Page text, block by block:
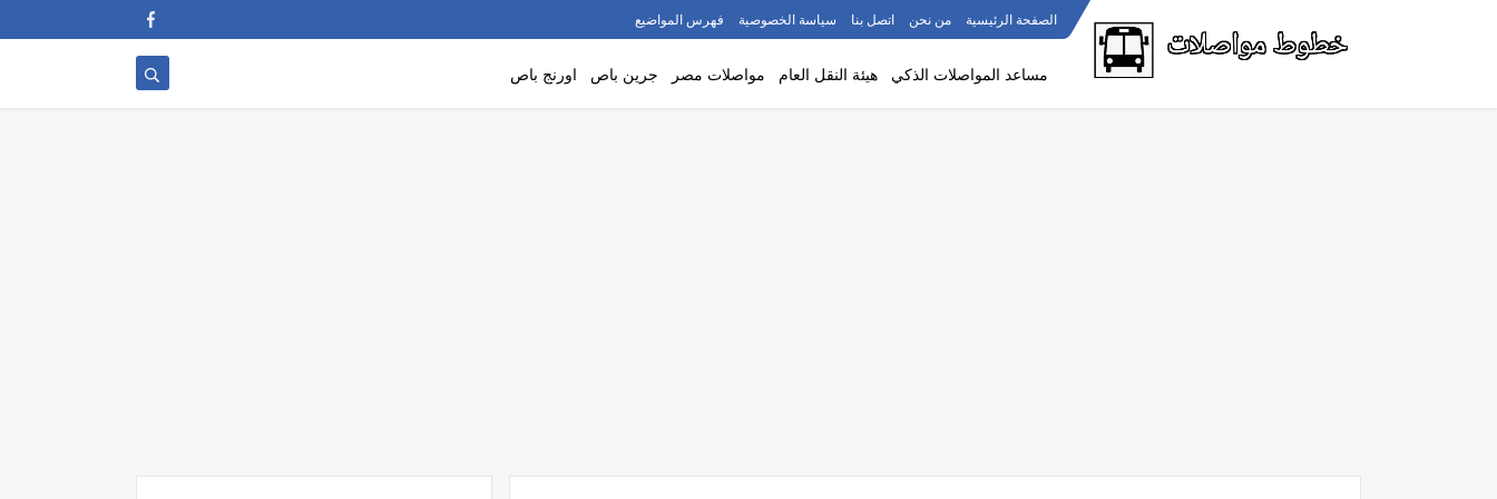
الصفحة الرئيسية من نحن اتصل بنا سياسة الخصوصية فهرس المواضيع
مساعد المواصلات الذكي هيئة النقل العام مواصلات مصر جرين باص اورنج باص